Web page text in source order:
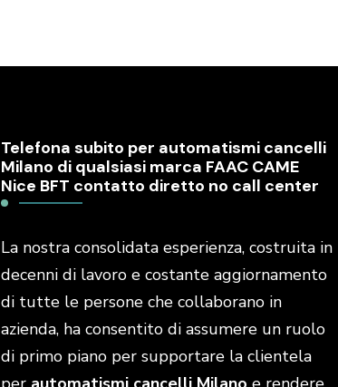
Telefona subito per automatismi cancelli
Milano di qualsiasi marca FAAC CAME
Nice BFT contatto diretto no call center
La nostra consolidata esperienza, costruita in
decenni di lavoro e costante aggiornamento
di tutte le persone che collaborano in
azienda, ha consentito di assumere un ruolo
di primo piano per supportare la clientela